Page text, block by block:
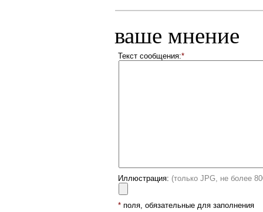
ваше мнение
Текст сообщения:*
Иллюстрация: (только JPG, не более
* поля, обязательные для заполнения